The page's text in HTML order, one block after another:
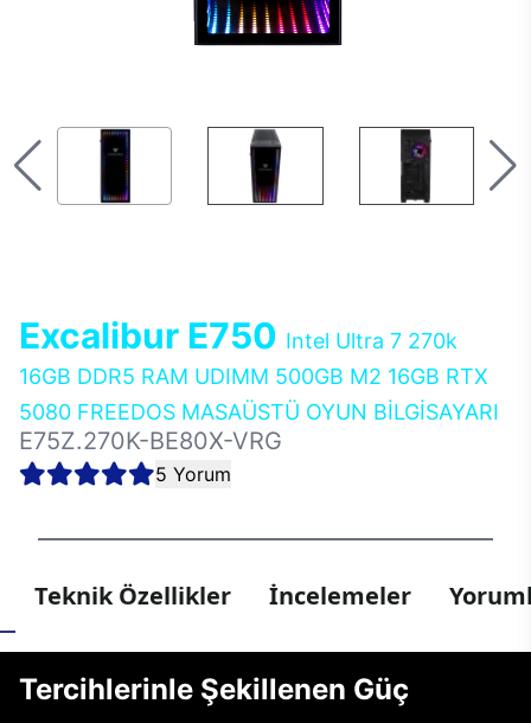
Excalibur E750 Intel Ultra 7 270k
16GB DDR5 RAM UDIMM 500GB M2 16GB RTX
5080 FREEDOS MASAÜSTÜ OYUN BİLGİSAYARI
E75Z.270K-BE80X-VRG
5 Yorum
Teknik Özellikler İncelemeler
Tercihlerinle Şekillenen Güç